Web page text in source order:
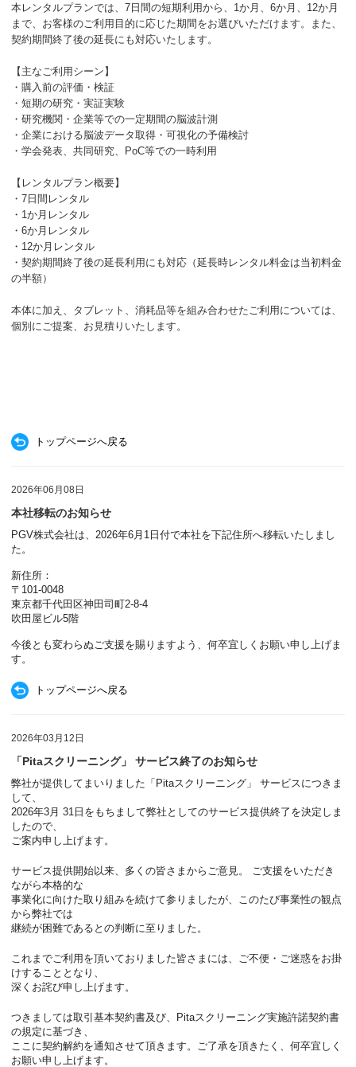
本レンタルプランでは、7日間の短期利用から、1か月、6か月、12か月
まで、お客様のご利用目的に応じた期間をお選びいただけます。また、
契約期間終了後の延長にも対応いたします。
【主なご利用シーン】
・購入前の評価・検証
・短期の研究・実証実験
・研究機関・企業等での一定期間の脳波計測
・企業における脳波データ取得・可視化の予備検討
・学会発表、共同研究、PoC等での一時利用
【レンタルプラン概要】
・7日間レンタル
・1か月レンタル
・6か月レンタル
・12か月レンタル
・契約期間終了後の延長利用にも対応（延長時レンタル料金は当初料金
の半額）
本体に加え、タブレット、消耗品等を組み合わせたご利用については、
個別にご提案、お見積りいたします。
トップページへ戻る
2026年06月08日
本社移転のお知らせ
PGV株式会社は、2026年6月1日付で本社を下記住所へ移転いたしまし
た。
新住所：
〒101-0048
東京都千代田区神田司町2-8-4
吹田屋ビル5階
今後とも変わらぬご支援を賜りますよう、何卒宜しくお願い申し上げま
す。
トップページへ戻る
2026年03月12日
「Pitaスクリーニング」 サービス終了のお知らせ
弊社が提供してまいりました「 Pitaス クリーニング」 サービスにつきま
して、
2026年3月 31日 をもちまして弊社としてのサービス提供終了を決定しま
したので、
ご案内申し上げます。
サービス提供開始以来、多くの皆さまからご意見。 ご支援をいただき
ながら本格的な
事業化に向けた取り組みを続けて参りましたが、このたび事業性の観点
から弊社では
継続が困難であるとの判断に至りました。
これまでご利用を頂いておりました皆さまには、ご不便・ご迷惑をお掛
けすることとなり、
深くお詫び申し上げます。
つきましては取引基本契約書及び、 Pitaス クリーニング実施許諾契約書
の規定に基づき、
ここに契約解約を通知させて頂きます。ご了承を頂きたく、何卒宜しく
お願い申し上げます。